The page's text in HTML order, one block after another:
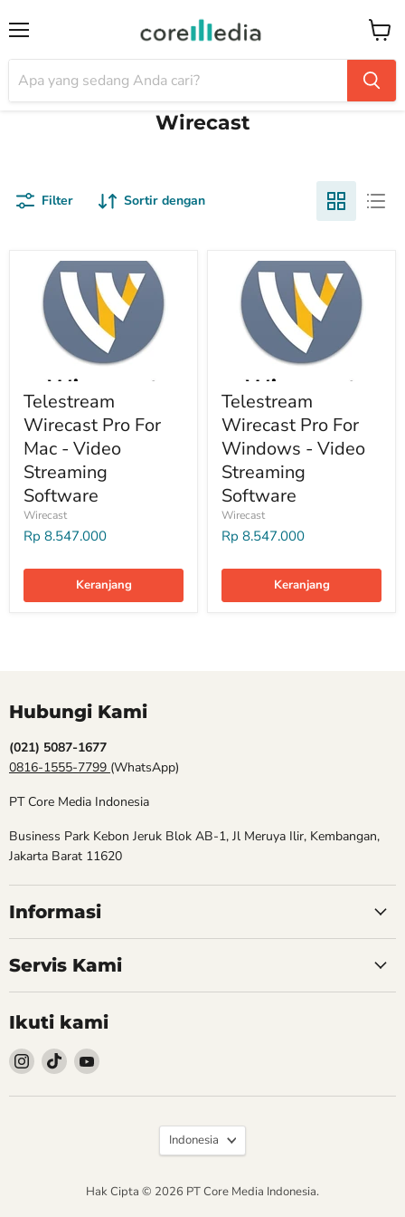
Wirecast
Filter Sortir dengan
Telestream
Wirecast Pro For
Mac - Video
Streaming
Software
Wirecast
Rp 8.547.000
Keranjang
Telestream
Wirecast Pro For
Windows - Video
Streaming
Software
Wirecast
Rp 8.547.000
Keranjang
Hubungi Kami
(021) 5087-1677
0816-1555-7799 (WhatsApp)
PT Core Media Indonesia
Business Park Kebon Jeruk Blok AB-1, Jl Meruya Ilir, Kembangan,
Jakarta Barat 11620
Informasi
Servis Kami
Ikuti kami
Follow
kami
Instagram
Follow
kami
TikTok
Follow
YouTube
Hak Cipta © 2026 PT Core Media Indonesia.
Bahasa
Indonesia